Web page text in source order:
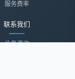
服务费率
联系我们
业务咨询